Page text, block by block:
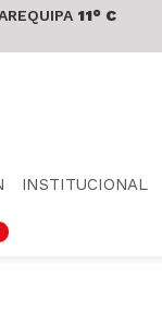
11° C
INSTITUCIONAL